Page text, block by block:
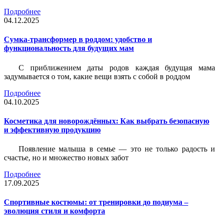
Подробнее
04.12.2025
Сумка-трансформер в роддом: удобство и
функциональность для будущих мам
С приближением даты родов каждая будущая мама
задумывается о том, какие вещи взять с собой в роддом
Подробнее
04.10.2025
Косметика для новорождённых: Как выбрать безопасную
и эффективную продукцию
Появление малыша в семье — это не только радость и
счастье, но и множество новых забот
Подробнее
17.09.2025
Спортивные костюмы: от тренировки до подиума –
эволюция стиля и комфорта